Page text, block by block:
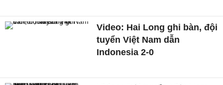
Video: Hai Long ghi bàn, đội
tuyển Việt Nam dẫn
Indonesia 2-0